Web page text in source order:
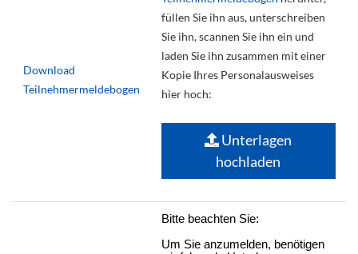
Download
Teilnehmermeldebogen
füllen Sie ihn aus, unterschreiben
Sie ihn, scannen Sie ihn ein und
laden Sie ihn zusammen mit einer
Kopie Ihres Personalausweises
hier hoch:
Unterlagen
hochladen
Bitte beachten Sie:
Um Sie anzumelden, benötigen